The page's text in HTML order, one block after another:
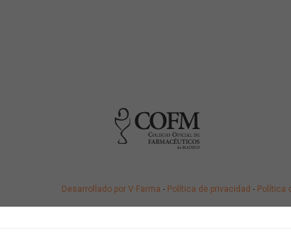
Desarrollado por V·Farma - Política de privacidad - Política